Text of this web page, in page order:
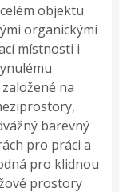
objektu
organickými
místnosti i
na
barevný
pro práci a
pro klidnou
prostory